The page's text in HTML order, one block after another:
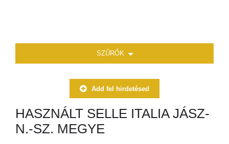
SZŰRŐK
Add fel hirdetésed
HASZNÁLT SELLE ITALIA JÁSZ-
N.-SZ. MEGYE